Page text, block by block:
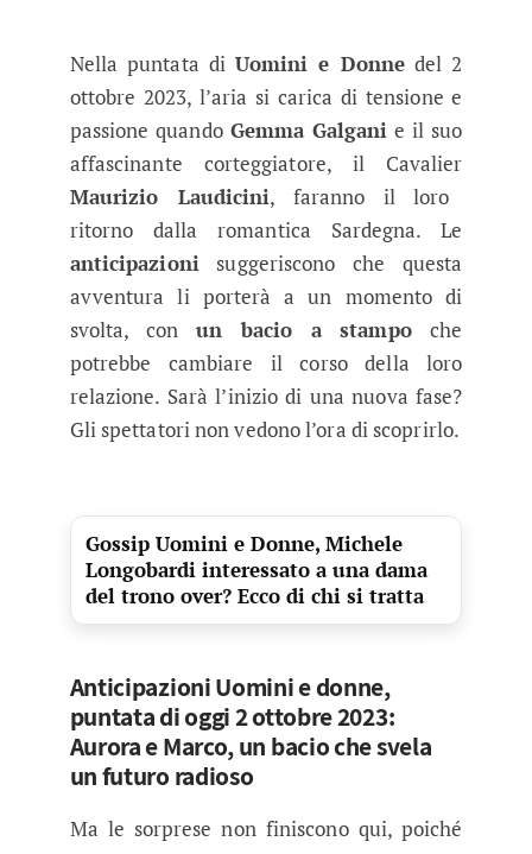
Nella puntata di Uomini e Donne del 2
ottobre 2023, l’aria si carica di tensione e
passione quando Gemma Galgani e il suo
affascinante corteggiatore, il Cavalier
Maurizio Laudicini, faranno il loro
ritorno dalla romantica Sardegna. Le
anticipazionisuggeriscono che questa
avventura li porterà a un momento di
svolta, conun bacio a stampoche
potrebbe cambiare il corso della loro
relazione. Sarà l’inizio di una nuova fase?
Gli spettatori non vedono l’ora di scoprirlo.
Gossip Uomini e Donne, Michele
Longobardi interessato a una dama
del trono over? Ecco di chi si tratta
Anticipazioni Uomini e donne,
puntata di oggi 2 ottobre 2023:
Aurora e Marco, un bacio che svela
un futuro radioso
Ma le sorprese non finiscono qui, poiché